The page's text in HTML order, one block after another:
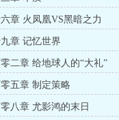
章 火凤凰VS黑暗之力
章 记忆世界
二章 给地球人的“大礼”
五章 制定策略
八章 尤影鸿的末日